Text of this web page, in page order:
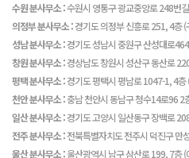
수원 분사무소 :수원시 영통구 광교중앙로 248번
의정부 분사무소 :경기도 의정부 신흥로 251, 4층 (
성남 분사무소 :경기도 성남시 중원구 산성대로
창원 분사무소 :경상남도 창원시 성산구 동산로
평택 분사무소 :경기도 평택시 평남로 1047-1, 4층
천안 분사무소 :충남 천안시 동남구 청수14로96 2
일산 분사무소 :경기도 고양시 일산동구 장백로
전주 분사무소 :전북특별자치도 전주시 덕진구 만
울산 분사무소 :울산광역시 남구 삼산로 199, 7층